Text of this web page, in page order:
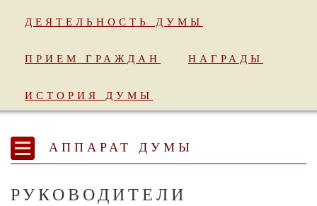
ДЕЯТЕЛЬНОСТЬ ДУМЫ
ПРИЕМ ГРАЖДАН НАГРАДЫ
ИСТОРИЯ ДУМЫ
АППАРАТ ДУМЫ
РУКОВОДИТЕЛИ